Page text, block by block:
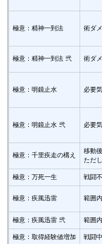
極意：精神一到法 術ダ
極意：精神一到法 弐 術ダ
極意：明鏡止水 必要
極意：明鏡止水 弐 必要
極意：千里疾走の構え
移動
ただ
極意：万死一生 戦闘
極意：疾風迅雷 範囲
極意：疾風迅雷 弐 範囲
極意：取得経験値増加 戦闘